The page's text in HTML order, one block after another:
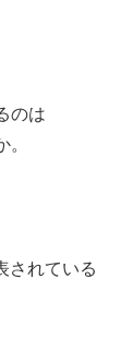
のは
されている